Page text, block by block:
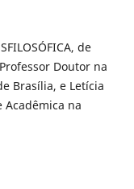
de
Doutor na
Brasília, e Letícia
Acadêmica na